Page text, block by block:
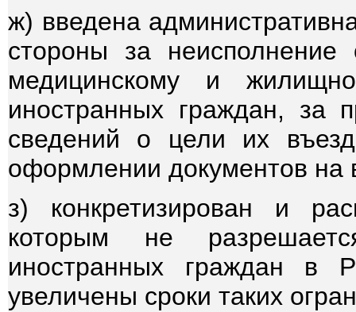
ж) введена
стороны за неисполнение
медицинскому и
иностранных граждан, за
сведений о цели их
оформлении документов на
з) конкретизирован и
которым не
иностранных граждан в
увеличены сроки таких